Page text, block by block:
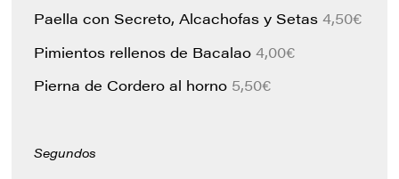
Paella con Secreto, Alcachofas y Setas4,50€
Pimientos rellenos de Bacalao4,00€
Pierna de Cordero al horno 5,50€
Segundos